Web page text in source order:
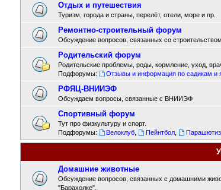
Отдых и путешествия
Туризм, города и страны, перелёт, отели, море и пр.
Ремонтно-строительный форум
Обсуждение вопросов, связанных со
Родительский форум
Родительские проблемы, роды, кормление, уход,
Подфорумы:
Отзывы и информация по садикам и
РФЯЦ-ВНИИЭФ
Обсуждаем вопросы, связанные с ВНИИЭФ
Спортивный форум
Тут про физкультуру и спорт.
Подфорумы:
Велоклуб Пейнтбол
Домашние животные
Обсуждение вопросов, связанных с домашними
"Барахолке".